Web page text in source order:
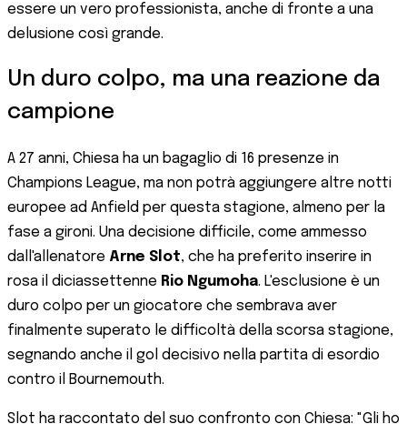
essere un vero professionista, anche di fronte a una
delusione così grande.
Un duro colpo, ma una reazione da
campione
A 27 anni, Chiesa ha un bagaglio di 16 presenze in
Champions League, ma non potrà aggiungere altre notti
europee ad Anfield per questa stagione, almeno per la
fase a gironi. Una decisione difficile, come ammesso
dall'allenatore Arne Slot, che ha preferito inserire in
rosa il diciassettenne Rio Ngumoha. L'esclusione è un
duro colpo per un giocatore che sembrava aver
finalmente superato le difficoltà della scorsa stagione,
segnando anche il gol decisivo nella partita di esordio
contro il Bournemouth.
Slot ha raccontato del suo confronto con Chiesa: "Gli ho